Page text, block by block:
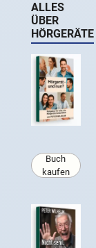
ALLES
ÜBER
HÖRGERÄTE
Buch
kaufen